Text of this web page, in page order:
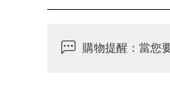
購物提醒：當您